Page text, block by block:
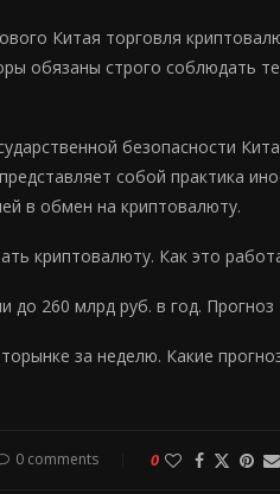
Китая торговля
обязаны строго соблюдать
безопасности
собой практика
в обмен на криптовалюту.
криптовалюту. Как это
до 260 млрд руб. в год.
за неделю. Какие
0 comments 0